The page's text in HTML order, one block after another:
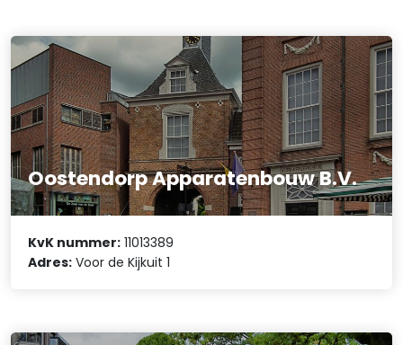
Oostendorp Apparatenbouw B.V.
KvK nummer: 11013389
Adres: Voor de Kijkuit 1